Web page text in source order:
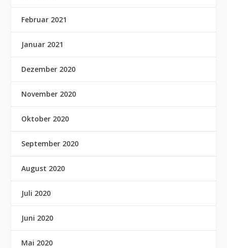
Februar 2021
Januar 2021
Dezember 2020
November 2020
Oktober 2020
September 2020
August 2020
Juli 2020
Juni 2020
Mai 2020